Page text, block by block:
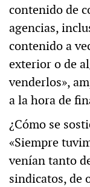
contenido de
agencias,
contenido a
exterior o de
venderlos»,
a la hora de
¿Cómo se
«Siempre
venían tanto
sindicatos, de